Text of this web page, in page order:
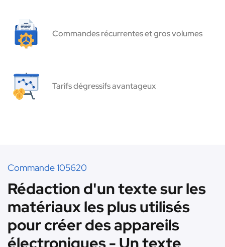
Commandes récurrentes et gros volumes
Tarifs dégressifs avantageux
Commande 105620
Rédaction d'un texte sur les
matériaux les plus utilisés
pour créer des appareils
électroniques - Un texte